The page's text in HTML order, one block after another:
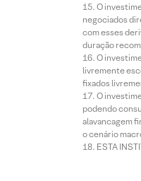
O
negociados
com esses
duração
O
livremente
fixados
O
podendo
alavancagem
o cenário
ESTA